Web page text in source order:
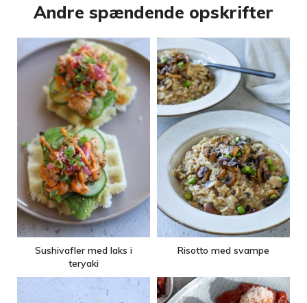
Andre spændende opskrifter
Sushivafler med laks i
teryaki
Risotto med svampe